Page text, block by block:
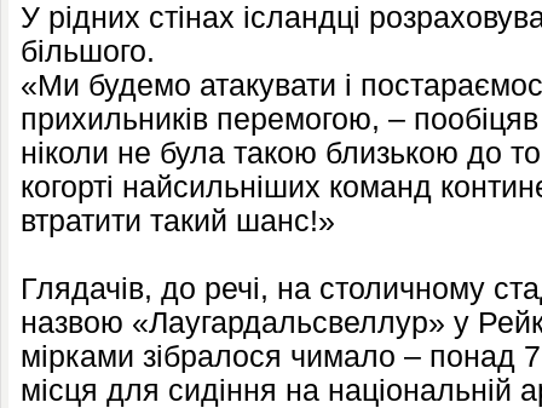
У рідних стінах ісландці
більшого.
«Ми будемо атакувати і
прихильників перемогою, –
ніколи не була такою близькою до
когорті найсильніших команд
втратити такий шанс!»
Глядачів, до речі, на столичному
назвою «Лаугардальсвеллур» у
мірками зібралося чимало – понад
місця для сидіння на національній